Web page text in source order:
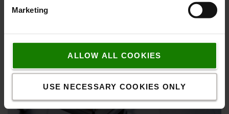
Marketing
ALLOW ALL COOKIES
USE NECESSARY COOKIES ONLY